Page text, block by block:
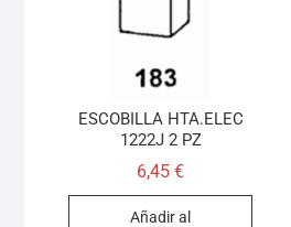
ESCOBILLA HTA.ELEC
1222J 2 PZ
6,45€
Añadir al